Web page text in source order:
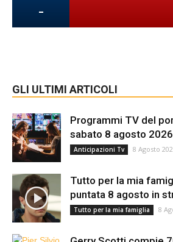
-
GLI ULTIMI ARTICOLI
Programmi TV del
sabato 8 agosto 2026
Anticipazioni Tv 8 Agosto
Tutto per la mia
puntata 8 agosto in
Tutto per la mia famiglia 8